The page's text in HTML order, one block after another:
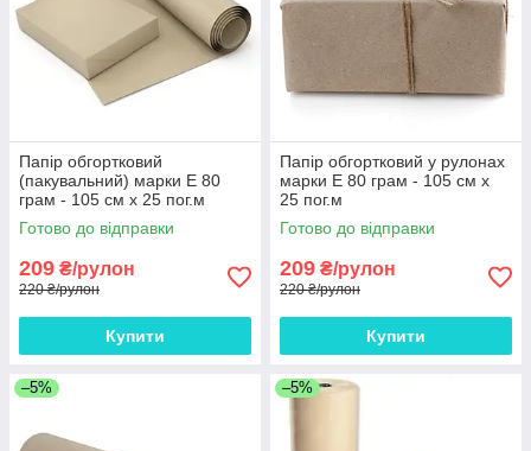
Папір обгортковий
(пакувальний) марки Е 80
грам - 105 см х 25 пог.м
Готово до відправки
209 ₴/рулон
220 ₴/рулон
Купити
Папір обгортковий у рулонах
марки Е 80 грам - 105 см х
25 пог.м
Готово до відправки
209 ₴/рулон
220 ₴/рулон
Купити
–5% –5%